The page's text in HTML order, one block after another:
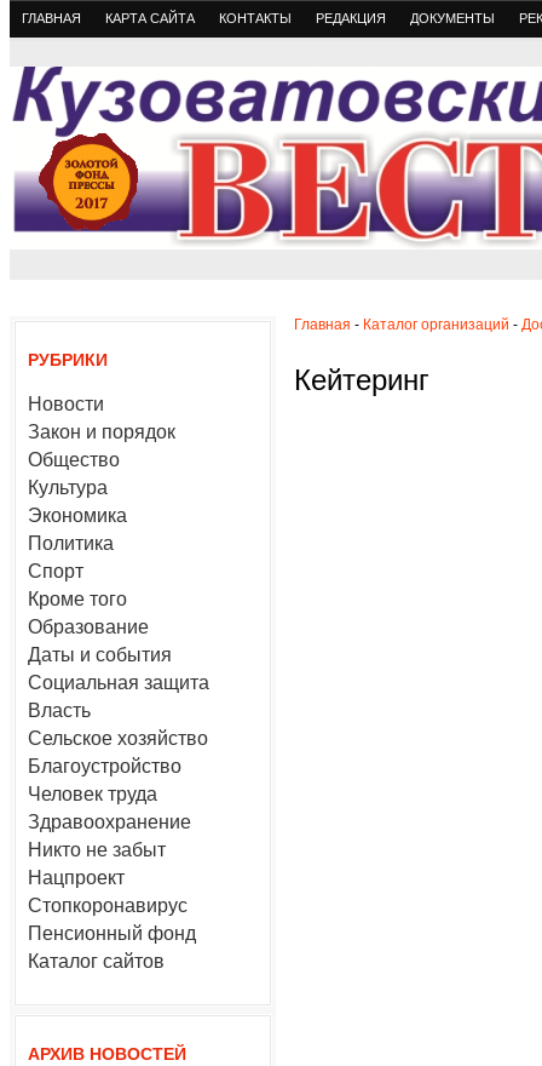
ГЛАВНАЯ КАРТА САЙТА КОНТАКТЫ РЕДАКЦИЯ ДОКУМЕНТЫ
РУБРИКИ
Новости
Закон и порядок
Общество
Культура
Экономика
Политика
Спорт
Кроме того
Образование
Даты и события
Социальная защита
Власть
Сельское хозяйство
Благоустройство
Человек труда
Здравоохранение
Никто не забыт
Нацпроект
Стопкоронавирус
Пенсионный фонд
Каталог сайтов
АРХИВ НОВОСТЕЙ
Главная - Каталог организаций -
Кейтеринг